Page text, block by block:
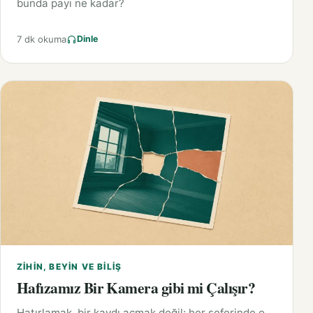
bunda payı ne kadar?
7 dk okuma Dinle
ZIHIN, BEYIN VE BILIŞ
Hafızamız Bir Kamera gibi mi Çalışır?